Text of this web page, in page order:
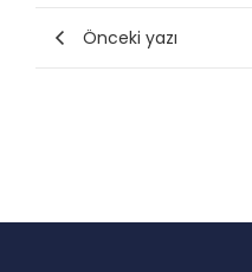
Önceki yazı